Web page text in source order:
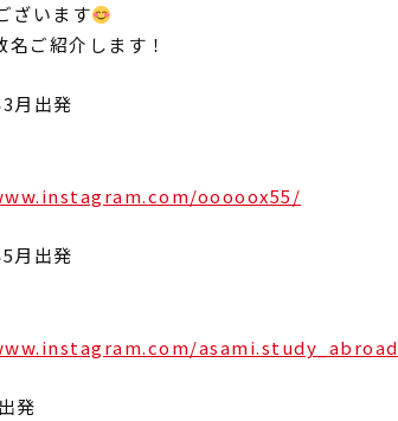
ざいます
ご紹介します！
月出発
ooooox55/
月出発
発